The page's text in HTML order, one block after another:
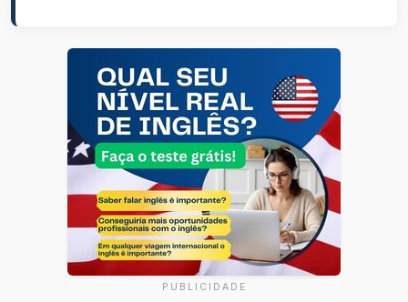
PUBLICIDADE